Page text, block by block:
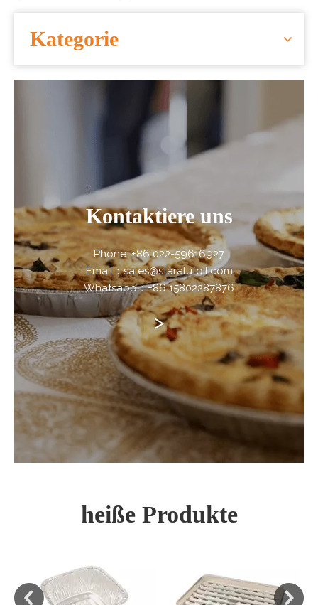
Kategorie
Kontaktiere uns
Phone: +86 022-59616927
Email：sales@staralufoil.com
Whatsapp：+86 15802287876
>
heiße Produkte